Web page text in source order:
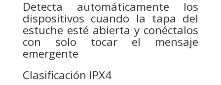
Detecta automáticamente los
dispositivos cuando la tapa del
estuche esté abierta y conéctalos
con solo tocar el mensaje
emergente
Clasificación IPX4